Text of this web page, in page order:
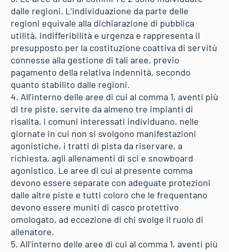
dalle regioni. L’individuazione da parte delle
regioni equivale alla dichiarazione di pubblica
utilità, indifferibilità e urgenza e rappresenta il
presupposto per la costituzione coattiva di servitù
connesse alla gestione di tali aree, previo
pagamento della relativa indennità, secondo
quanto stabilito dalle regioni.
4. All’interno delle aree di cui al comma 1, aventi più
di tre piste, servite da almeno tre impianti di
risalita, i comuni interessati individuano, nelle
giornate in cui non si svolgono manifestazioni
agonistiche, i tratti di pista da riservare, a
richiesta, agli allenamenti di sci e snowboard
agonistico. Le aree di cui al presente comma
devono essere separate con adeguate protezioni
dalle altre piste e tutti coloro che le frequentano
devono essere muniti di casco protettivo
omologato, ad eccezione di chi svolge il ruolo di
allenatore.
5. All’interno delle aree di cui al comma 1, aventi più